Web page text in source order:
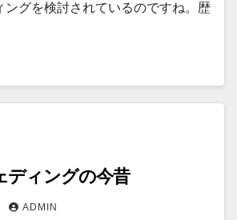
ングを検討されているのですね。歴
ディングの今昔
ADMIN